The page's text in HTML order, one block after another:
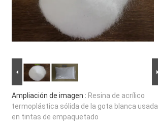
Ampliación de imagen : Resina de acrílico
termoplástica sólida de la gota blanca usada
en tintas de empaquetado